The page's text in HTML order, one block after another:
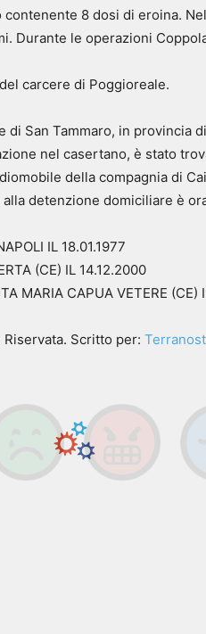
8 dosi di eroina.
Durante le operazioni
carcere di Poggioreale.
di San Tammaro, in provincia
nel casertano, è stato
della compagnia di
detenzione domiciliare è
IL 18.01.1977
(CE) IL 14.12.2000
MARIA CAPUA VETERE (CE)
Scritto per: